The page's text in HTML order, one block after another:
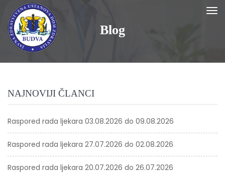
Blog
NAJNOVIJI ČLANCI
Raspored rada ljekara 03.08.2026 do 09.08.2026
Raspored rada ljekara 27.07.2026 do 02.08.2026
Raspored rada ljekara 20.07.2026 do 26.07.2026